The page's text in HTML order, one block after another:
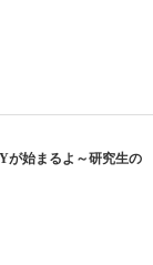
が始まるよ～研究生の